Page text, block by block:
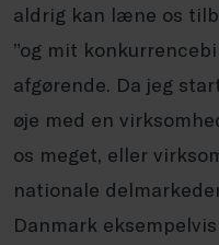
aldrig kan læne os
”og mit
afgørende. Da jeg
øje med en
os meget, eller
nationale
Danmark eksempelvis